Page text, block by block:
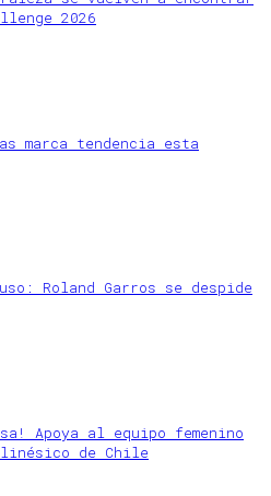
2026
marca tendencia esta
Roland Garros se despide
Apoya al equipo femenino
de Chile